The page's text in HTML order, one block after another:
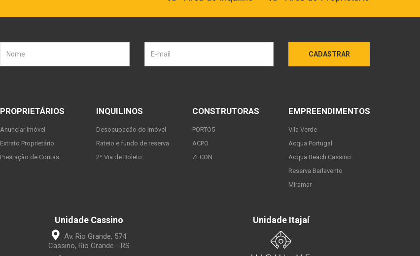
CADASTRAR
PROPRIETÁRIOS
Anunciar Imóvel
Extrato Proprietário
Prestação de Contas
INQUILINOS
Desocupação do imóvel
Rateio e fundo de reserva
2ª Via de Boleto
CONSTRUTORAS
PORTO5
ACPO
ZECON
EMPREENDIMENTOS
Vila Verde
Acqua Portugal
Acqua Beach Cassino
Reserva Barlavento
Miramar
Unidade Cassino
Av. Rio Grande, 574
Cassino, Rio Grande - RS
Unidade Itajaí